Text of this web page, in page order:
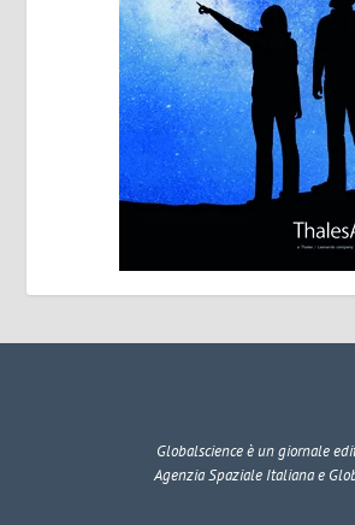
Globalscienceè un giornale
Agenzia Spaziale Italiana e